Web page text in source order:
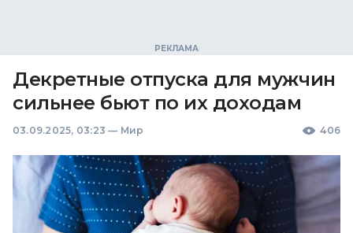
Декретные отпуска для мужчин
сильнее бьют по их доходам
03.09.2025, 03:23 — Мир 406